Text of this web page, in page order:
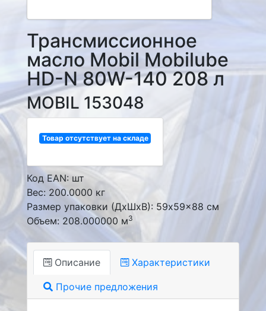
Трансмиссионное
масло Mobil Mobilube
HD-N 80W-140 208 л
MOBIL 153048
Товар отсутствует на складе
Код EAN: шт
Вес: 200.0000 кг
Размер упаковки (ДxШxВ): 59x59x88 см
Объем: 208.000000 м3
Описание Характеристики
Прочие предложения